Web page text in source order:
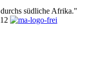
südliche Afrika."